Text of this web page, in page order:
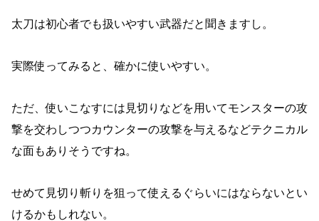
太刀は初心者でも扱いやすい武器だと聞きますし。
実際使ってみると、確かに使いやすい。
ただ、使いこなすには見切りなどを用いてモンスターの攻
撃を交わしつつカウンターの攻撃を与えるなどテクニカル
な面もありそうですね。
せめて見切り斬りを狙って使えるぐらいにはならないとい
けるかもしれない。